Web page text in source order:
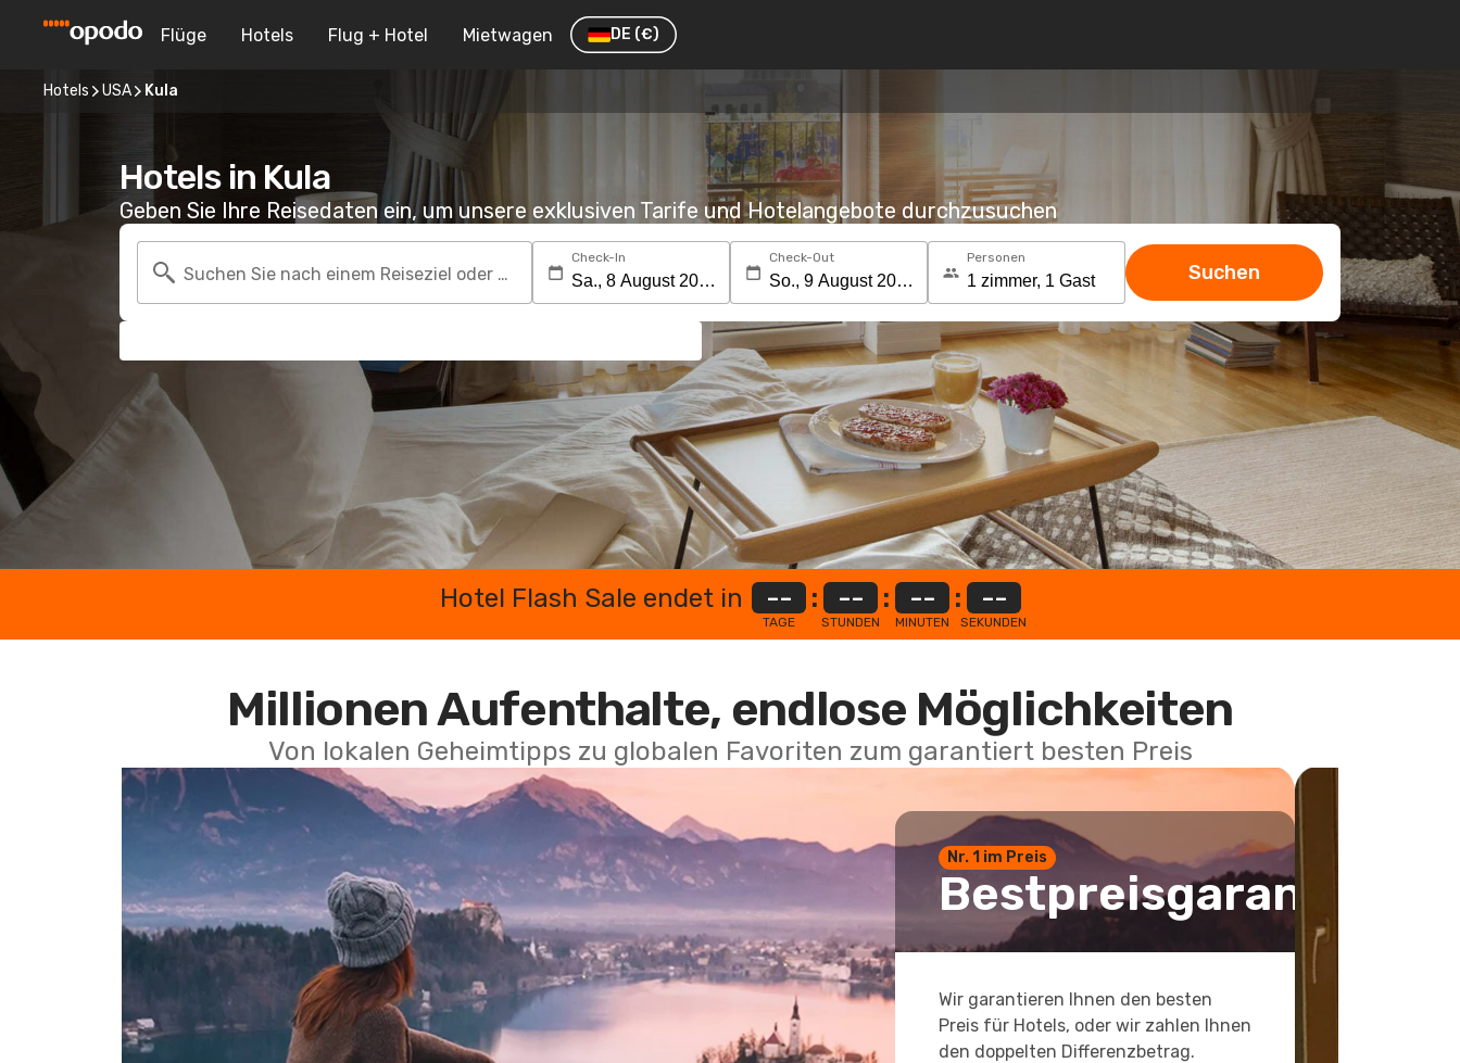
Flüge Hotels Flug + Hotel Mietwagen DE (€)
Hotels USA Kula
Hotels in Kula
Geben Sie Ihre Reisedaten ein, um unsere exklusiven Tarife und Hotelangebote durchzusuchen
Suchen Sie nach einem Reiseziel oder Hotel
Check-In Check-Out Personen
Suchen
Hotel Flash Sale endet in --
TAGE
: --
STUNDEN
: --
MINUTEN
: --
SEKUNDEN
Millionen Aufenthalte, endlose Möglichkeiten
Von lokalen Geheimtipps zu globalen Favoriten zum garantiert besten Preis
Nr. 1 im Preis
Bestpreisgarantie
Wir garantieren Ihnen den besten
Preis für Hotels, oder wir zahlen Ihnen
den doppelten Differenzbetrag.